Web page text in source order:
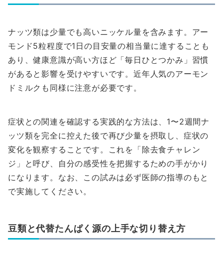
ナッツ類は少量でも高いニッケル量を含みます。アー
モンド5粒程度で1日の目安量の相当量に達することも
あり、健康意識が高い方ほど「毎日ひとつかみ」習慣
があると影響を受けやすいです。近年人気のアーモン
ドミルクも同様に注意が必要です。
症状との関連を確認する実践的な方法は、1〜2週間ナ
ッツ類を完全に控えた後で再び少量を摂取し、症状の
変化を観察することです。これを「除去食チャレン
ジ」と呼び、自分の感受性を把握するための手がかり
になります。なお、この試みは必ず医師の指導のもと
で実施してください。
豆類と代替たんぱく源の上手な切り替え方